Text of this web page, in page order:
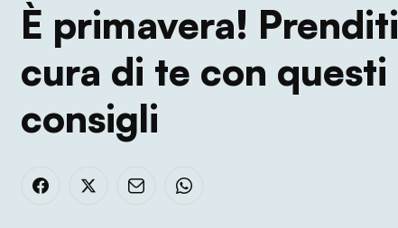
Mondo AIA
È primavera! Prenditi
cura di te con questi
consigli